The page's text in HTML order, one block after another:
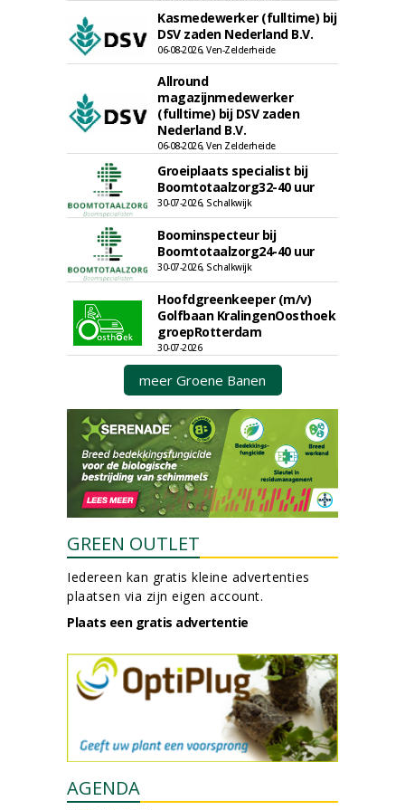
Kasmedewerker (fulltime) bij
DSV zaden Nederland B.V.
06-08-2026, Ven-Zelderheide
Allround
magazijnmedewerker
(fulltime) bij DSV zaden
Nederland B.V.
06-08-2026, Ven Zelderheide
Groeiplaats specialist bij
Boomtotaalzorg32-40 uur
30-07-2026, Schalkwijk
Boominspecteur bij
Boomtotaalzorg24-40 uur
30-07-2026, Schalkwijk
Hoofdgreenkeeper (m/v)
Golfbaan KralingenOosthoek
groepRotterdam
30-07-2026
meer Groene Banen
GREEN OUTLET
Iedereen kan gratis kleine advertenties
plaatsen via zijn eigen account.
Plaats een gratis advertentie
AGENDA